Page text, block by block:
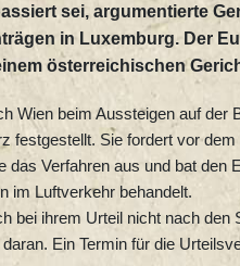
sei, argumentierte
in Luxemburg. Der
österreichischen
Wien beim Aussteigen auf der
festgestellt. Sie fordert vor
Verfahren aus und bat den
im Luftverkehr behandelt.
bei ihrem Urteil nicht nach den
Ein Termin für die